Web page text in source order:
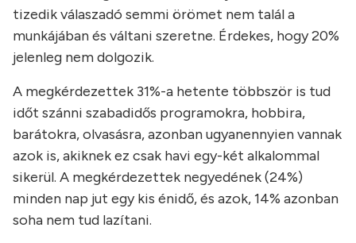
tizedik válaszadó semmi örömet nem talál a
munkájában és váltani szeretne. Érdekes, hogy 20%
jelenleg nem dolgozik.
A megkérdezettek 31%-a hetente többször is tud
időt szánni szabadidős programokra, hobbira,
barátokra, olvasásra, azonban ugyanennyien vannak
azok is, akiknek ez csak havi egy-két alkalommal
sikerül. A megkérdezettek negyedének (24%)
minden nap jut egy kis énidő, és azok, 14% azonban
soha nem tud lazítani.